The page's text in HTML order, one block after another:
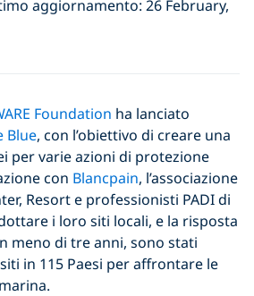
aggiornamento: 26 February,
Foundation ha lanciato
Blue, con l’obiettivo di creare una
per varie azioni di protezione
con Blancpain, l’associazione
Resort e professionisti PADI di
i loro siti locali, e la risposta
meno di tre anni, sono stati
in 115 Paesi per affrontare le